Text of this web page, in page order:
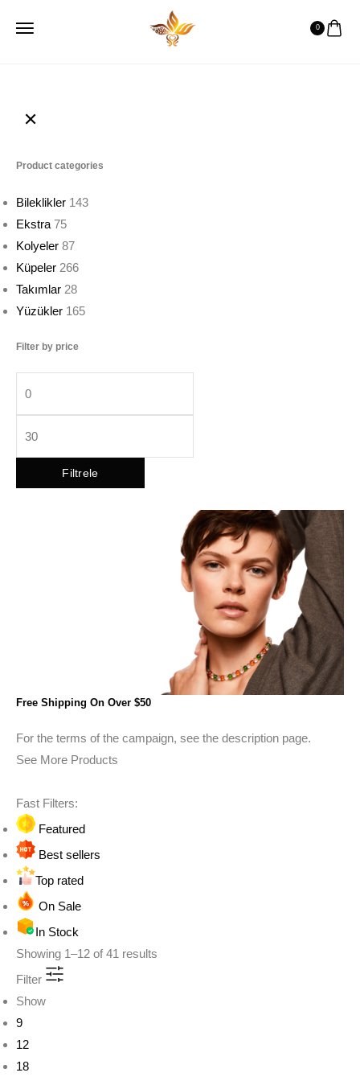
0
Product categories
Bileklikler 143
Ekstra 75
Kolyeler 87
Küpeler 266
Takımlar 28
Yüzükler 165
Filter by price
Filtrele
Free Shipping On Over $50
For the terms of the campaign, see the description page.
See More Products
Fast Filters:
Featured
Best sellers
Top rated
On Sale
In Stock
Showing 1–12 of 41 results
Filter
Show
9
12
18